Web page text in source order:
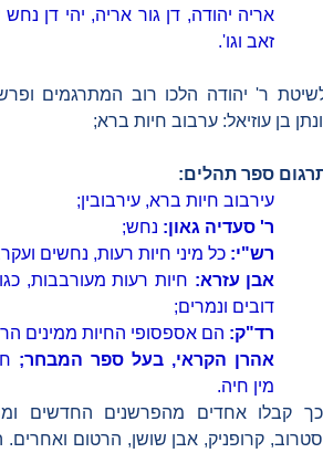
אריה יהודה, דן גור אריה, יהי דן נחש
זאב וגו'.
ר' יהודה הלכו רוב המתרגמים
בן עוזיאל: ערבוב חיות ברא;
ספר תהלים:
עירבוב חיות ברא, עירבובין;
ר' סעדיה גאון: נחש;
רש"י: כל מיני חיות רעות, נחשים
אבן עזרא: חיות רעות מעורבבות,
דובים ונמרים;
רד"ק: הם אספסופי החיות ממינים
אהרן הקראי, בעל ספר המבחר;
מין חיה.
קבלו אחדים מהפרשנים החדשים
קרופניק, אבן שושן, הרטום ואחרים.